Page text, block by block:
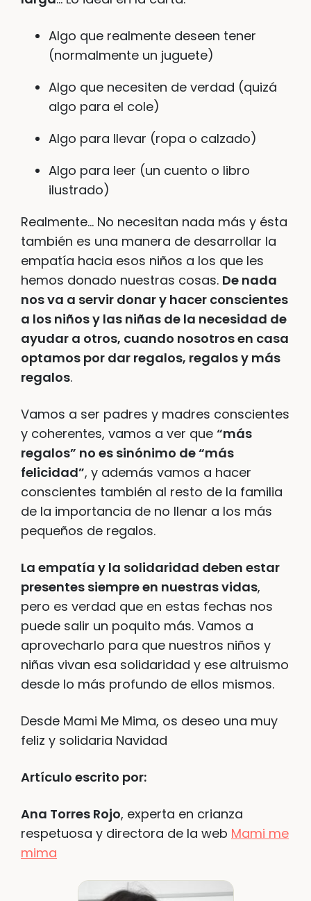
Algo que realmente deseen tener
(normalmente un juguete)
Algo que necesiten de verdad (quizá
algo para el cole)
Algo para llevar (ropa o calzado)
Algo para leer (un cuento o libro
ilustrado)
Realmente… No necesitan nada más y ésta
también es una manera de desarrollar la
empatía hacia esos niños a los que les
hemos donado nuestras cosas. De nada
nos va a servir donar y hacer conscientes
a los niños y las niñas de la necesidad de
ayudar a otros, cuando nosotros en casa
optamos por dar regalos, regalos y más
regalos.
Vamos a ser padres y madres conscientes
y coherentes, vamos a ver que “más
regalos” no es sinónimo de “más
felicidad”, y además vamos a hacer
conscientes también al resto de la familia
de la importancia de no llenar a los más
pequeños de regalos.
La empatía y la solidaridad deben estar
presentes siempre en nuestras vidas,
pero es verdad que en estas fechas nos
puede salir un poquito más. Vamos a
aprovecharlo para que nuestros niños y
niñas vivan esa solidaridad y ese altruismo
desde lo más profundo de ellos mismos.
Desde Mami Me Mima, os deseo una muy
feliz y solidaria Navidad
Artículo escrito por:
Ana Torres Rojo, experta en crianza
respetuosa y directora de la web Mami me
mima